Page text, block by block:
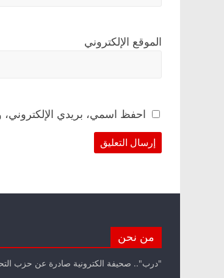
الموقع الإلكتروني
احفظ اسمي، بريدي الإلكتروني،
من نحن
"درب".. صحيفة الكترونية صادرة عن حزب